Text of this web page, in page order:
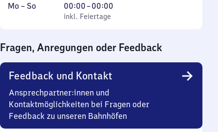
Montag
Mo – So,
inkl. Feiertage
00:00–00:00
Von
0
0
Uhr
inkl. Feiertage
Fragen, Anregungen oder Feedback
Feedback und Kontakt
Ansprechpartner:innen und
Kontaktmöglichkeiten bei Fragen oder
Feedback zu unseren Bahnhöfen